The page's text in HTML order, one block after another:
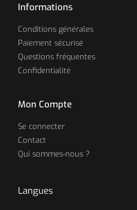
Informations
Conditions générales
Paiement sécurisé
Questions fréquentes
Confidentialité
Mon Compte
Se connecter
Contact
Qui sommes-nous ?
Langues